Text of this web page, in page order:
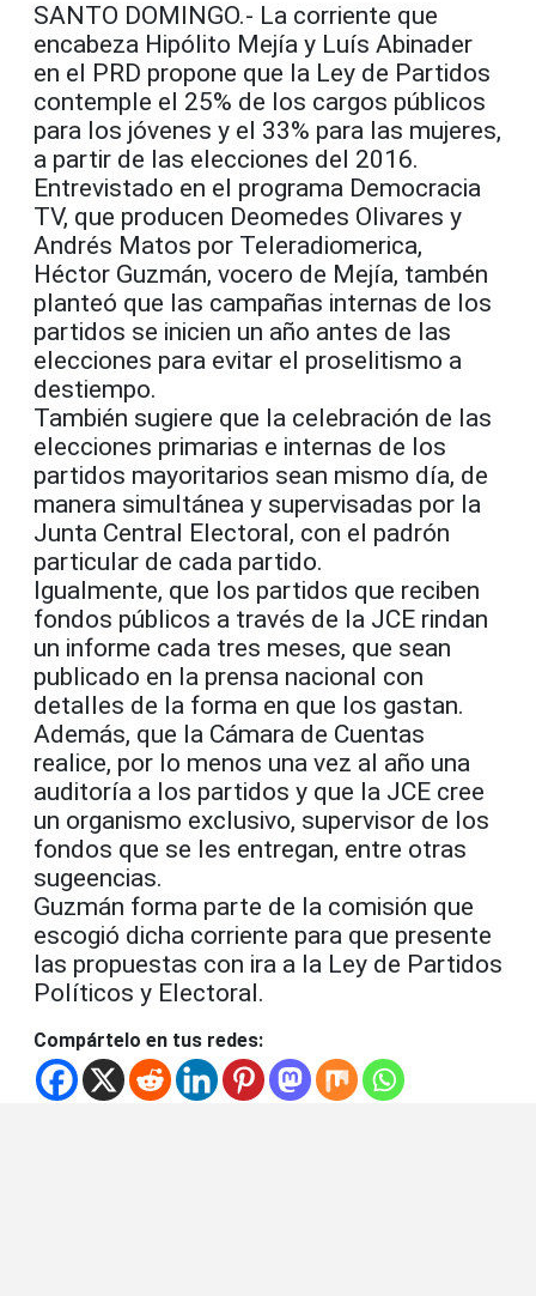
SANTO DOMINGO.- La corriente que
encabeza Hipólito Mejía y Luís Abinader
en el PRD propone que la Ley de Partidos
contemple el 25% de los cargos públicos
para los jóvenes y el 33% para las mujeres,
a partir de las elecciones del 2016.
Entrevistado en el programa Democracia
TV, que producen Deomedes Olivares y
Andrés Matos por Teleradiomerica,
Héctor Guzmán, vocero de Mejía, tambén
planteó que las campañas internas de los
partidos se inicien un año antes de las
elecciones para evitar el proselitismo a
destiempo.
También sugiere que la celebración de las
elecciones primarias e internas de los
partidos mayoritarios sean mismo día, de
manera simultánea y supervisadas por la
Junta Central Electoral, con el padrón
particular de cada partido.
Igualmente, que los partidos que reciben
fondos públicos a través de la JCE rindan
un informe cada tres meses, que sean
publicado en la prensa nacional con
detalles de la forma en que los gastan.
Además, que la Cámara de Cuentas
realice, por lo menos una vez al año una
auditoría a los partidos y que la JCE cree
un organismo exclusivo, supervisor de los
fondos que se les entregan, entre otras
sugeencias.
Guzmán forma parte de la comisión que
escogió dicha corriente para que presente
las propuestas con ira a la Ley de Partidos
Políticos y Electoral.
Compártelo en tus redes: